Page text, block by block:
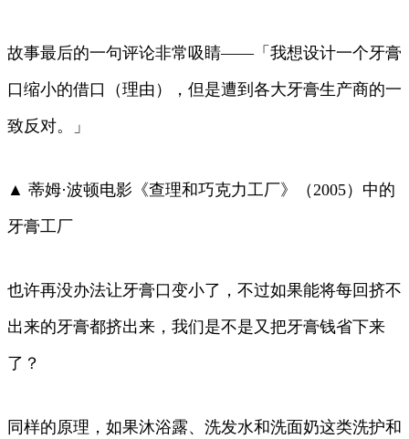
故事最后的一句评论非常吸睛——「我想设计一个牙膏
口缩小的借口（理由），但是遭到各大牙膏生产商的一
致反对。」
▲ 蒂姆·波顿电影《查理和巧克力工厂》（2005）中的
牙膏工厂
也许再没办法让牙膏口变小了，不过如果能将每回挤不
出来的牙膏都挤出来，我们是不是又把牙膏钱省下来
了？
同样的原理，如果沐浴露、洗发水和洗面奶这类洗护和